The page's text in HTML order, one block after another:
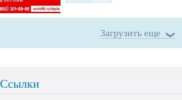
Загрузить еще
Ссылки